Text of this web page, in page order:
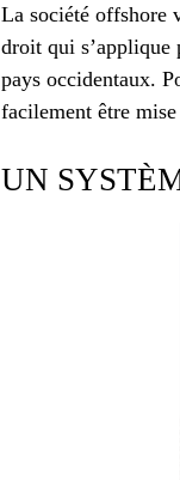
La société offshore
droit qui s’applique
pays occidentaux.
facilement être
UN